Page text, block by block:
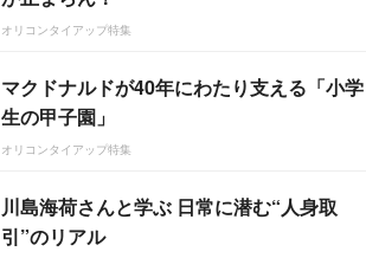
オリコンタイアップ特集
マクドナルドが40年にわたり支える「小学
生の甲子園」
オリコンタイアップ特集
川島海荷さんと学ぶ 日常に潜む“人身取
引”のリアル